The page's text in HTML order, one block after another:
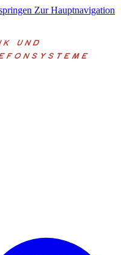
Zur Hauptnavigation